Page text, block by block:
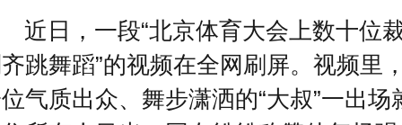
近日，一段“北京体育大会上数十位
跳舞蹈”的视频在全网刷屏。视频里，
气质出众、舞步潇洒的“大叔”一出场